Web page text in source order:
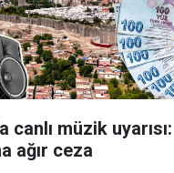
canlı müzik uyarısı:
ağır ceza